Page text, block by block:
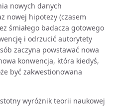
nowych danych
nowej hipotezy (czasem
śmiałego badacza gotowego
i odrzucić autorytety
zaczyna powstawać nowa
konwencja, która kiedyś,
być zakwestionowana
wyróżnik teorii naukowej